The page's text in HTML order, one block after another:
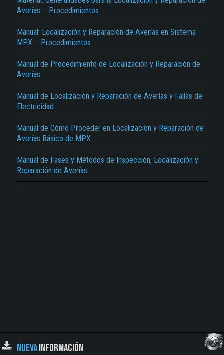
Averías – Procedimientos
Manual: Localización y Reparación de Averías en Sistema
MPX – Procedimientos
Manual de Procedimiento de Localización y Reparación de
Averías
Manual de Localización y Reparación de Averías y Fallas de
Electricidad
Manual de Cómo Proceder en Localización y Reparación de
Averías Básico de MPX
Manual de Fases y Métodos de Inspección, Localización y
Reparación de Averías
NUEVAINFORMACIÓN
No carga o no se visualiza el contenido.